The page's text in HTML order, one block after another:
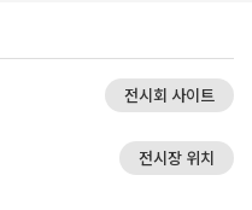
전시회 사이트
전시장 위치